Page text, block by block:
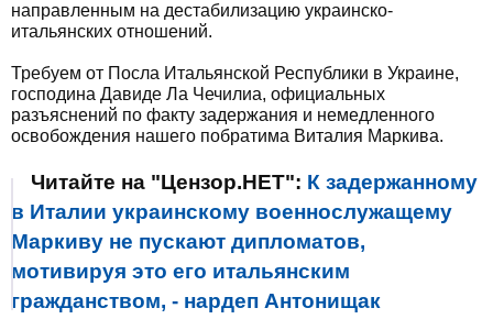
направленным на дестабилизацию украинско-
итальянских отношений.
Требуем от Посла Итальянской Республики в Украине,
господина Давиде Ла Чечилиа, официальных
разъяснений по факту задержания и немедленного
освобождения нашего побратима Виталия Маркива.
Читайте на "Цензор.НЕТ": К задержанному
в Италии украинскому военнослужащему
Маркиву не пускают дипломатов,
мотивируя это его итальянским
гражданством, - нардеп Антонищак